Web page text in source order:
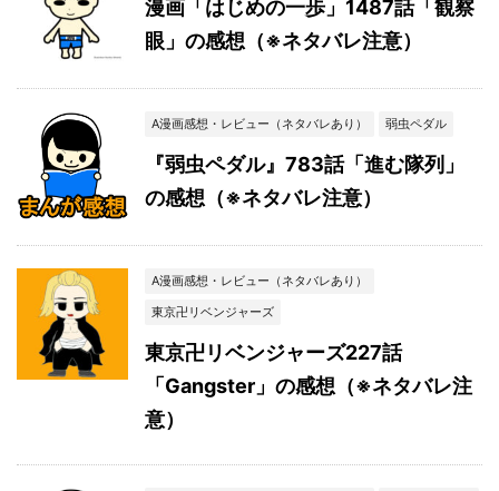
漫画「はじめの一歩」1487話「観察
眼」の感想（※ネタバレ注意）
A漫画感想・レビュー（ネタバレあり） 弱虫ペダル
『弱虫ペダル』783話「進む隊列」
の感想（※ネタバレ注意）
A漫画感想・レビュー（ネタバレあり）
東京卍リベンジャーズ
東京卍リベンジャーズ227話
「Gangster」の感想（※ネタバレ注
意）